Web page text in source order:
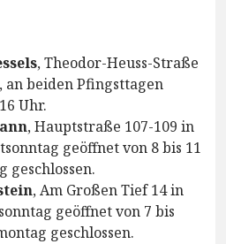
, Theodor-Heuss-Straße
an beiden Pfingsttagen
Uhr.
, Hauptstraße 107-109 in
geöffnet von 8 bis 11
geschlossen.
, Am Großen Tief 14 in
geöffnet von 7 bis
geschlossen.